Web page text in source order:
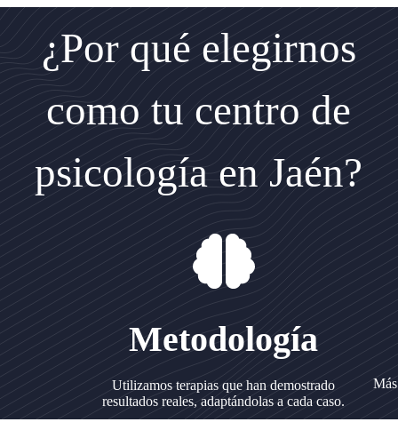
¿Por qué elegirnos
como tu centro de
psicología en Jaén?
Metodología
Utilizamos terapias que han demostrado
resultados reales, adaptándolas a cada caso.